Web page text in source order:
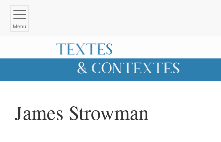
Menu
James Strowman